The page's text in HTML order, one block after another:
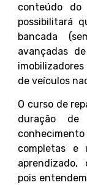
conteúdo do
possibilitará
bancada
avançadas
de veículos
O curso de
duração
completas
pois